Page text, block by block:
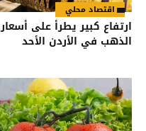
اقتصاد محلي
ارتفاع كبير يطرأ على أسعار
الذهب في الأردن الأحد